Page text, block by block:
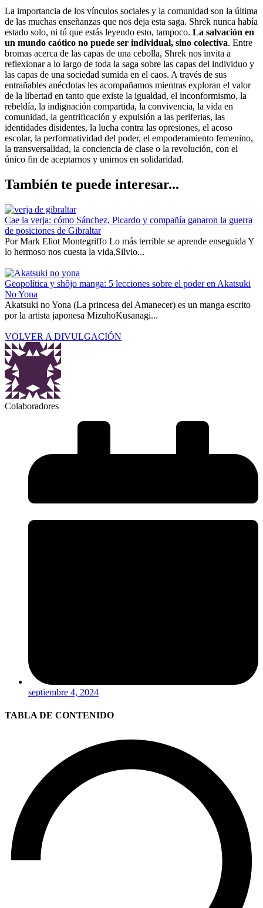
La importancia de los vínculos sociales y la comunidad son la última
de las muchas enseñanzas que nos deja esta saga. Shrek nunca había
estado solo, ni tú que estás leyendo esto, tampoco. La salvación en
un mundo caótico no puede ser individual, sino colectiva. Entre
bromas acerca de las capas de una cebolla, Shrek nos invita a
reflexionar a lo largo de toda la saga sobre las capas del individuo y
las capas de una sociedad sumida en el caos. A través de sus
entrañables anécdotas les acompañamos mientras exploran el valor
de la libertad en tanto que existe la igualdad, el inconformismo, la
rebeldía, la indignación compartida, la convivencia, la vida en
comunidad, la gentrificación y expulsión a las periferias, las
identidades disidentes, la lucha contra las opresiones, el acoso
escolar, la performatividad del poder, el empoderamiento femenino,
la transversalidad, la conciencia de clase o la revolución, con el
único fin de aceptarnos y unirnos en solidaridad.
También te puede interesar...
Cae la verja: cómo Sánchez, Picardo y compañía ganaron la guerra
de posiciones de Gibraltar
Por Mark Eliot Montegriffo Lo más terrible se aprende enseguida Y
lo hermoso nos cuesta la vida,Silvio...
Geopolítica y shôjo manga: 5 lecciones sobre el poder en Akatsuki
No Yona
Akatsuki no Yona (La princesa del Amanecer) es un manga escrito
por la artista japonesa MizuhoKusanagi...
VOLVER A DIVULGACIÓN
Colaboradores
septiembre 4, 2024
TABLA DE CONTENIDO